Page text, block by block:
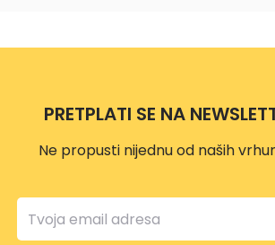
PRETPLATI SE NA
Ne propusti nijednu od naših